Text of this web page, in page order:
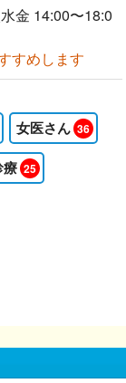
金 14:00〜18:0
すめします
女医さん 36
療 25